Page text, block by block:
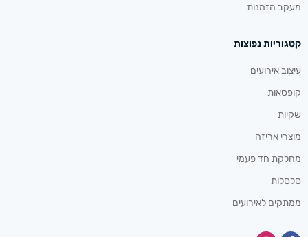
מעקב הזמנות
קטגוריות נפוצות
עיצוב אירועים
קופסאות
שקיות
מוצרי אריזה
מחלקת חד פעמי
סלסלות
ממתקים לאירועים